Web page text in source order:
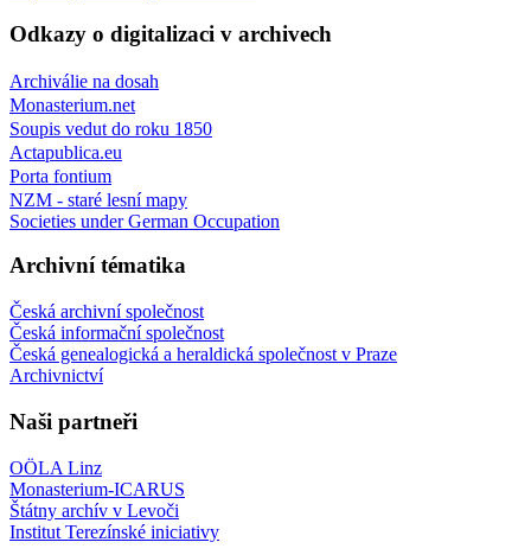
Odkazy o digitalizaci v archivech
Archiválie na dosah
Monasterium.net
Soupis vedut do roku 1850
Actapublica.eu
Porta fontium
NZM - staré lesní mapy
Societies under German Occupation
Archivní tématika
Česká archivní společnost
Česká informační společnost
Česká genealogická a heraldická společnost v Praze
Archivnictví
Naši partneři
OÖLA Linz
Monasterium-ICARUS
Štátny archív v Levoči
Institut Terezínské iniciativy